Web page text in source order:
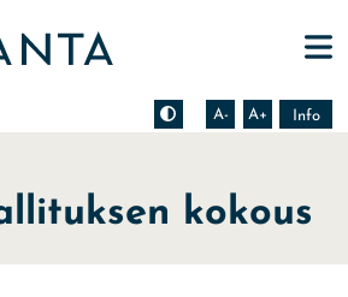
A-
Pienennä tekstin kokoa
A+
Suurenna tekstin kokoa
Info
Tietoa zoomauksesta
kokous